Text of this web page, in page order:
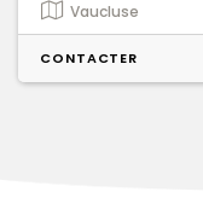
Vaucluse
CONTACTER